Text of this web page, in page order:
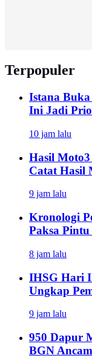
Terpopuler
Istana Buka
Ini Jadi
10 jam lalu
Hasil
Catat Hasil
9 jam lalu
Kronologi
Paksa
8 jam lalu
IHSG Hari
Ungkap
9 jam lalu
950 Dapur
BGN